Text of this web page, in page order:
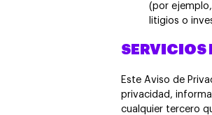
(por
litigios o
SERVICIOS
Este Aviso de
privacidad,
cualquier tercero